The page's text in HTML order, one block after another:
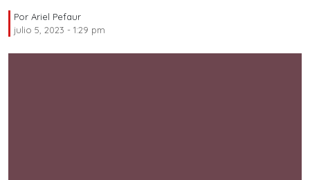
Por Ariel Pefaur
julio 5, 2023 - 1:29 pm